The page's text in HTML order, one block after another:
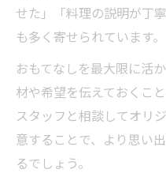
せた」「料理の説明が丁
も多く寄せられています。
おもてなしを最大限に活
材や希望を伝えておくこ
スタッフと相談してオリ
意することで、より思い
るでしょう。